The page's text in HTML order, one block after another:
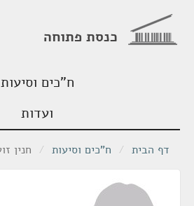
כנסת פתוחה
ח"כים וסיעות
ועדות
דף הבית / ח"כים וסיעות / חנין